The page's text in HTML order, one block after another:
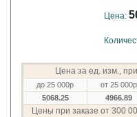
Цена:
Цена за ед. изм.,
до 25 000р от 25 000р
5068.25
4966.89
Цены при заказе от 300